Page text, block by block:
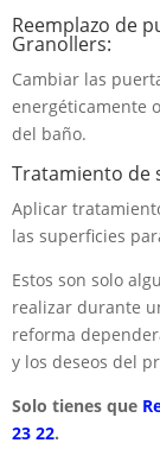
Reemplazo de
Granollers:
Cambiar las
energéticamente
del baño.
Tratamiento de
Aplicar
las superficies
Estos son solo
realizar durante
reforma
y los deseos del
Solo tienes que
23 22.